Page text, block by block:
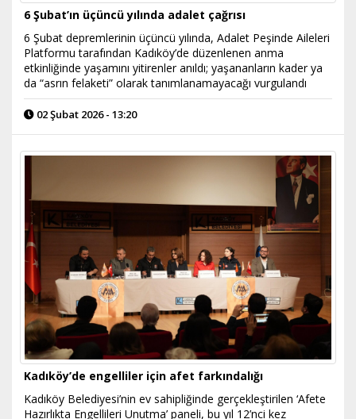
6 Şubat’ın üçüncü yılında adalet çağrısı
6 Şubat depremlerinin üçüncü yılında, Adalet Peşinde Aileleri
Platformu tarafından Kadıköy’de düzenlenen anma
etkinliğinde yaşamını yitirenler anıldı; yaşananların kader ya
da “asrın felaketi” olarak tanımlanamayacağı vurgulandı
02 Şubat 2026 - 13:20
Kadıköy’de engelliler için afet farkındalığı
Kadıköy Belediyesi’nin ev sahipliğinde gerçekleştirilen ‘Afete
Hazırlıkta Engellileri Unutma’ paneli, bu yıl 12’nci kez